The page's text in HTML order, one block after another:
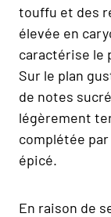
touffu et des
élevée en
caractérise le
Sur le plan
de notes
légèrement
complétée
épicé.
En raison de